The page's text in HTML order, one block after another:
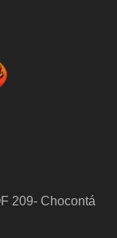
209- Chocontá